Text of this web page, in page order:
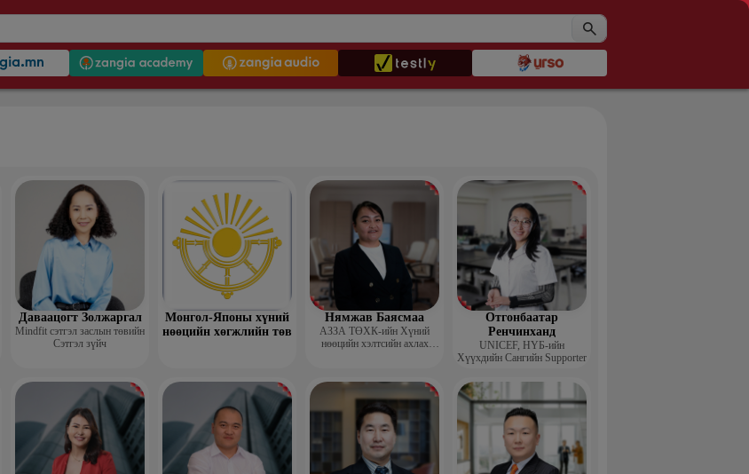
Даваацогт Золжаргал
Mindfit сэтгэл заслын төвийн
Сэтгэл зүйч
Монгол-Японы хүний
нөөцийн хөгжлийн төв
Нямжав Баясмаа
АЗЗА ТӨХК-ийн Хүний
нөөцийн хэлтсийн ахлах
Отгонбаатар
Ренчинханд
UNIСЕF, НҮБ-ийн
Хүүхдийн Сангийн Supporter